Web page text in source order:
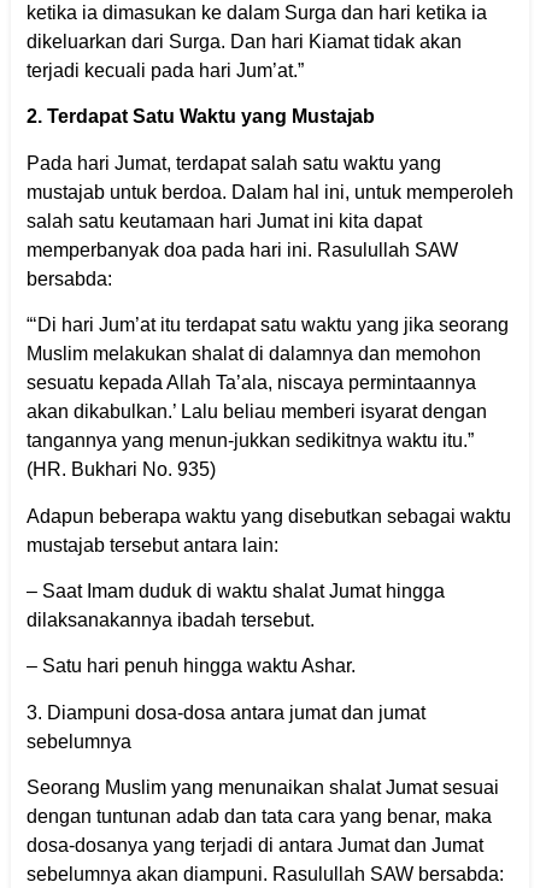
ketika ia dimasukan ke dalam Surga dan hari ketika ia
dikeluarkan dari Surga. Dan hari Kiamat tidak akan
terjadi kecuali pada hari Jum’at.”
2. Terdapat Satu Waktu yang Mustajab
Pada hari Jumat, terdapat salah satu waktu yang
mustajab untuk berdoa. Dalam hal ini, untuk memperoleh
salah satu keutamaan hari Jumat ini kita dapat
memperbanyak doa pada hari ini. Rasulullah SAW
bersabda:
“‘Di hari Jum’at itu terdapat satu waktu yang jika seorang
Muslim melakukan shalat di dalamnya dan memohon
sesuatu kepada Allah Ta’ala, niscaya permintaannya
akan dikabulkan.’ Lalu beliau memberi isyarat dengan
tangannya yang menun-jukkan sedikitnya waktu itu.”
(HR. Bukhari No. 935)
Adapun beberapa waktu yang disebutkan sebagai waktu
mustajab tersebut antara lain:
– Saat Imam duduk di waktu shalat Jumat hingga
dilaksanakannya ibadah tersebut.
– Satu hari penuh hingga waktu Ashar.
3. Diampuni dosa-dosa antara jumat dan jumat
sebelumnya
Seorang Muslim yang menunaikan shalat Jumat sesuai
dengan tuntunan adab dan tata cara yang benar, maka
dosa-dosanya yang terjadi di antara Jumat dan Jumat
sebelumnya akan diampuni. Rasulullah SAW bersabda: